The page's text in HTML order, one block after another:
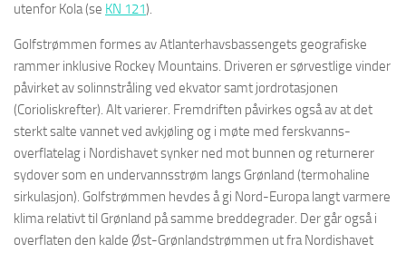
utenfor Kola (se KN 121).
Golfstrømmen formes av Atlanterhavsbassengets geografiske
rammer inklusive Rockey Mountains. Driveren er sørvestlige vinder
påvirket av solinnstråling ved ekvator samt jordrotasjonen
(Corioliskrefter). Alt varierer. Fremdriften påvirkes også av at det
sterkt salte vannet ved avkjøling og i møte med ferskvanns-
overflatelag i Nordishavet synker ned mot bunnen og returnerer
sydover som en undervannsstrøm langs Grønland (termohaline
sirkulasjon). Golfstrømmen hevdes å gi Nord-Europa langt varmere
klima relativt til Grønland på samme breddegrader. Der går også i
overflaten den kalde Øst-Grønlandstrømmen ut fra Nordishavet